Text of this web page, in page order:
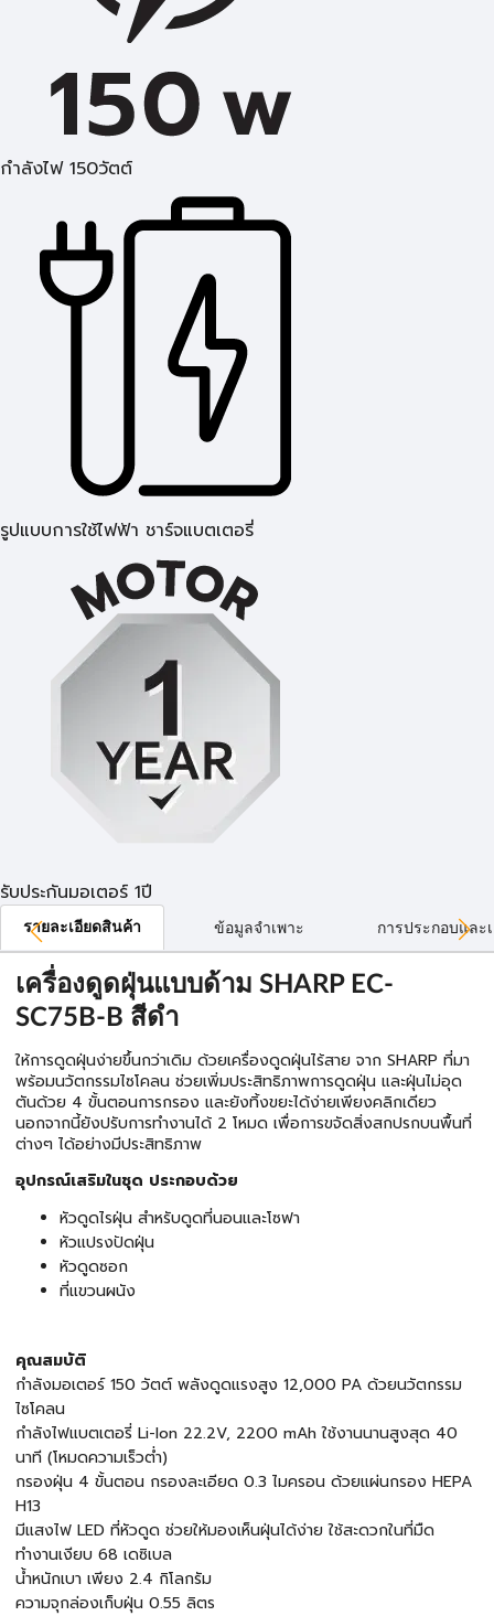
กำลังไฟ 150วัตต์
รูปแบบการใช้ไฟฟ้า ชาร์จแบตเตอรี่
รับประกันมอเตอร์ 1ปี
รายละเอียดสินค้า ข้อมูลจำเพาะ การประกอบและ
เครื่องดูดฝุ่นแบบด้าม SHARP EC-
SC75B-B สีดำ
ให้การดูดฝุ่นง่ายขึ้นกว่าเดิม ด้วยเครื่องดูดฝุ่นไร้สาย จาก SHARP ที่มา
พร้อมนวัตกรรมไซโคลน ช่วยเพิ่มประสิทธิภาพการดูดฝุ่น และฝุ่นไม่อุด
ตันด้วย 4 ขั้นตอนการกรอง และยังทิ้งขยะได้ง่ายเพียงคลิกเดียว
นอกจากนี้ยังปรับการทำงานได้ 2 โหมด เพื่อการขจัดสิ่งสกปรกบนพื้นที่
ต่างๆ ได้อย่างมีประสิทธิภาพ
อุปกรณ์เสริมในชุด ประกอบด้วย
หัวดูดไรฝุ่น สำหรับดูดที่นอนและโซฟา
หัวแปรงปัดฝุ่น
หัวดูดซอก
ที่แขวนผนัง
คุณสมบัติ
กำลังมอเตอร์ 150 วัตต์ พลังดูดแรงสูง 12,000 PA ด้วยนวัตกรรม
ไซโคลน
กำลังไฟแบตเตอรี่ Li-Ion 22.2V, 2200 mAh ใช้งานนานสูงสุด 40
นาที (โหมดความเร็วต่ำ)
กรองฝุ่น 4 ขั้นตอน กรองละเอียด 0.3 ไมครอน ด้วยแผ่นกรอง HEPA
H13
มีแสงไฟ LED ที่หัวดูด ช่วยให้มองเห็นฝุ่นได้ง่าย ใช้สะดวกในที่มืด
ทำงานเงียบ 68 เดซิเบล
น้ำหนักเบา เพียง 2.4 กิโลกรัม
ความจุกล่องเก็บฝุ่น 0.55 ลิตร